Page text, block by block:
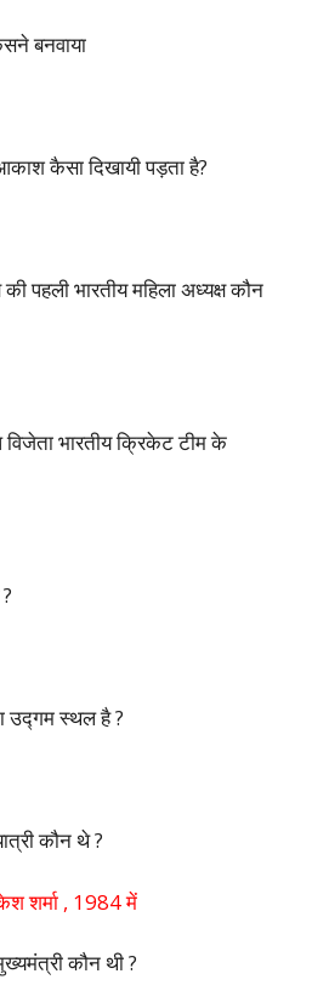
बनवाया
कैसा दिखायी पड़ता है?
पहली भारतीय महिला अध्यक्ष कौन
भारतीय क्रिकेट टीम के
स्थल है ?
कौन थे ?
शर्मा , 1984 में
कौन थी ?